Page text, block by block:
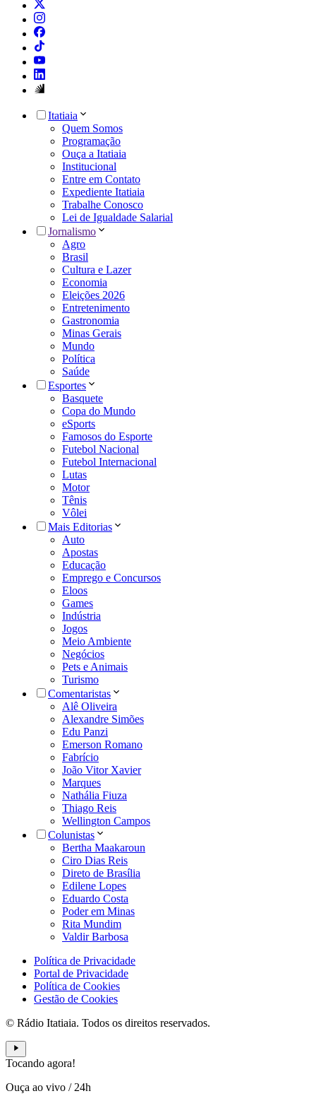
Itatiaia
Quem Somos
Programação
Ouça a Itatiaia
Institucional
Entre em Contato
Expediente Itatiaia
Trabalhe Conosco
Lei de Igualdade Salarial
Jornalismo
Agro
Brasil
Cultura e Lazer
Economia
Eleições 2026
Entretenimento
Gastronomia
Minas Gerais
Mundo
Política
Saúde
Esportes
Basquete
Copa do Mundo
eSports
Famosos do Esporte
Futebol Nacional
Futebol Internacional
Lutas
Motor
Tênis
Vôlei
Mais Editorias
Auto
Apostas
Educação
Emprego e Concursos
Eloos
Games
Indústria
Jogos
Meio Ambiente
Negócios
Pets e Animais
Turismo
Comentaristas
Alê Oliveira
Alexandre Simões
Edu Panzi
Emerson Romano
Fabrício
João Vitor Xavier
Marques
Nathália Fiuza
Thiago Reis
Wellington Campos
Colunistas
Bertha Maakaroun
Ciro Dias Reis
Direto de Brasília
Edilene Lopes
Eduardo Costa
Poder em Minas
Rita Mundim
Valdir Barbosa
Política de Privacidade
Portal de Privacidade
Política de Cookies
Gestão de Cookies
© Rádio Itatiaia. Todos os direitos reservados.
Tocando agora!
Ouça ao vivo / 24h